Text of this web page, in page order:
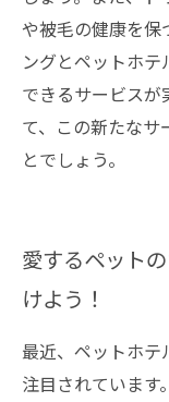
や被毛の健康を保
ングとペットホ
できるサービスが
て、この新たなサ
とでしょう。
愛するペット
けよう！
最近、ペットホ
注目されています